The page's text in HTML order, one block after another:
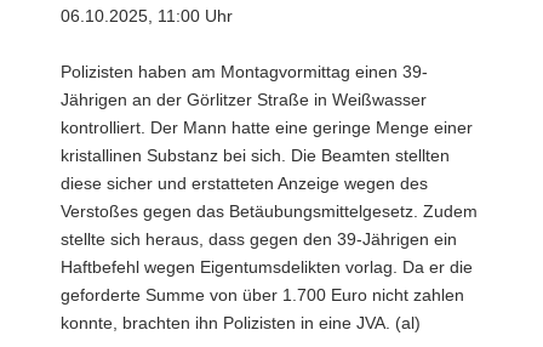
06.10.2025, 11:00 Uhr
Polizisten haben am Montagvormittag einen 39-
Jährigen an der Görlitzer Straße in Weißwasser
kontrolliert. Der Mann hatte eine geringe Menge einer
kristallinen Substanz bei sich. Die Beamten stellten
diese sicher und erstatteten Anzeige wegen des
Verstoßes gegen das Betäubungsmittelgesetz. Zudem
stellte sich heraus, dass gegen den 39-Jährigen ein
Haftbefehl wegen Eigentumsdelikten vorlag. Da er die
geforderte Summe von über 1.700 Euro nicht zahlen
konnte, brachten ihn Polizisten in eine JVA. (al)